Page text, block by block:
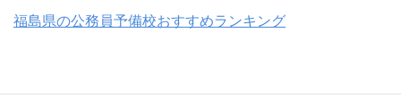
福島県の公務員予備校おすすめランキング